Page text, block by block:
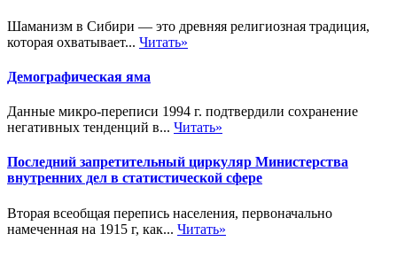
Шаманизм в Сибири — это древняя религиозная традиция,
которая охватывает... Читать»
Демографическая яма
Данные микро-переписи 1994 г. подтвердили сохранение
негативных тенденций в... Читать»
Последний запретительный циркуляр Министерства
внутренних дел в статистической сфере
Вторая всеобщая перепись населения, первоначально
намеченная на 1915 г, как... Читать»